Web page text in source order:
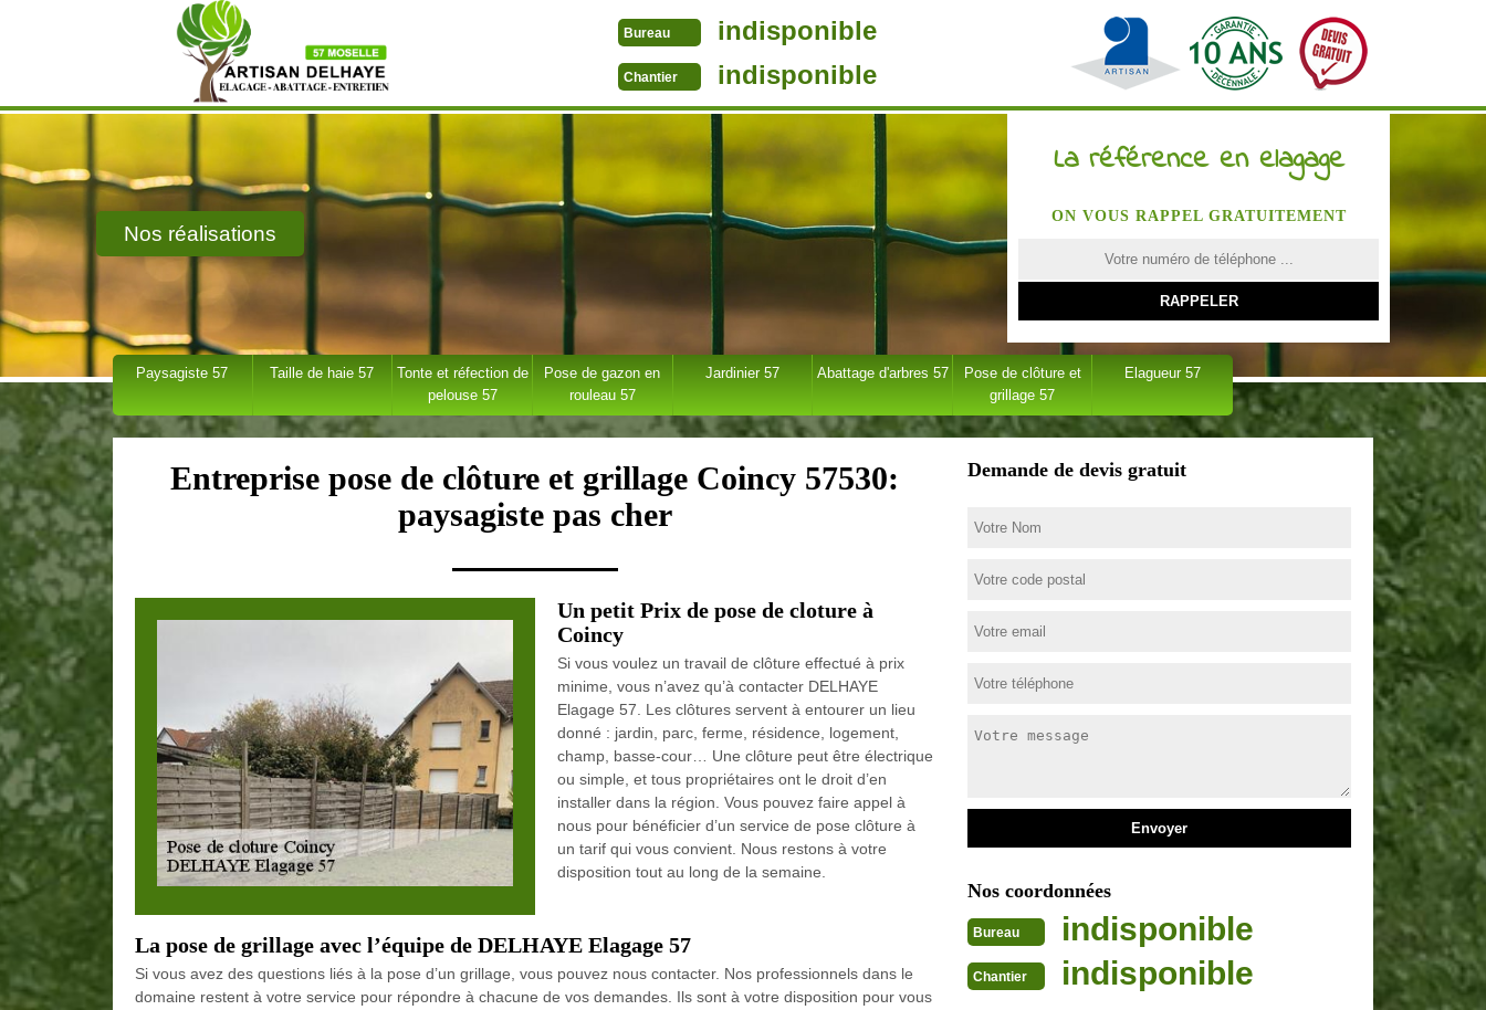
Bureau indisponible
Chantier indisponible
Nos réalisations
La référence en elagage
ON VOUS RAPPEL GRATUITEMENT
Paysagiste 57 Taille de haie 57
Tonte et réfection de
pelouse 57
Pose de gazon en
rouleau 57
Jardinier 57 Abattage d'arbres 57
Pose de clôture et
grillage 57
Elagueur 57
Entreprise pose de clôture et grillage Coincy 57530:
paysagiste pas cher
Un petit Prix de pose de cloture à
Coincy
Si vous voulez un travail de clôture effectué à prix
minime, vous n’avez qu’à contacter DELHAYE
Elagage 57. Les clôtures servent à entourer un lieu
donné : jardin, parc, ferme, résidence, logement,
champ, basse-cour… Une clôture peut être électrique
ou simple, et tous propriétaires ont le droit d’en
installer dans la région. Vous pouvez faire appel à
nous pour bénéficier d’un service de pose clôture à
un tarif qui vous convient. Nous restons à votre
disposition tout au long de la semaine.
La pose de grillage avec l’équipe de DELHAYE Elagage 57
Si vous avez des questions liés à la pose d’un grillage, vous pouvez nous contacter. Nos professionnels dans le
domaine restent à votre service pour répondre à chacune de vos demandes. Ils sont à votre disposition pour vous
Demande de devis gratuit
Nos coordonnées
Bureau indisponible
Chantier indisponible